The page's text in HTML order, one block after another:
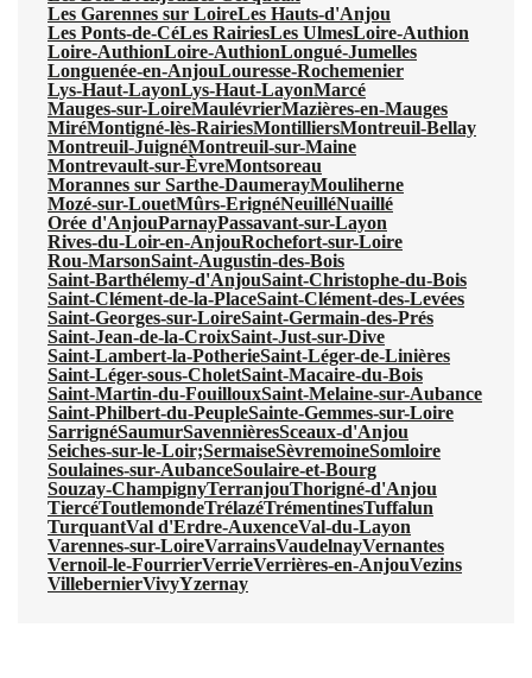
Les Garennes sur LoireLes Hauts-d'Anjou
Les Ponts-de-CéLes RairiesLes UlmesLoire-Authion
Loire-AuthionLoire-AuthionLongué-Jumelles
Longuenée-en-AnjouLouresse-Rochemenier
Lys-Haut-LayonLys-Haut-LayonMarcé
Mauges-sur-LoireMaulévrierMazières-en-Mauges
MiréMontigné-lès-RairiesMontilliersMontreuil-Bellay
Montreuil-JuignéMontreuil-sur-Maine
Montrevault-sur-ÈvreMontsoreau
Morannes sur Sarthe-DaumerayMouliherne
Mozé-sur-LouetMûrs-ErignéNeuilléNuaillé
Orée d'AnjouParnayPassavant-sur-Layon
Rives-du-Loir-en-AnjouRochefort-sur-Loire
Rou-MarsonSaint-Augustin-des-Bois
Saint-Barthélemy-d'AnjouSaint-Christophe-du-Bois
Saint-Clément-de-la-PlaceSaint-Clément-des-Levées
Saint-Georges-sur-LoireSaint-Germain-des-Prés
Saint-Jean-de-la-CroixSaint-Just-sur-Dive
Saint-Lambert-la-PotherieSaint-Léger-de-Linières
Saint-Léger-sous-CholetSaint-Macaire-du-Bois
Saint-Martin-du-FouillouxSaint-Melaine-sur-Aubance
Saint-Philbert-du-PeupleSainte-Gemmes-sur-Loire
SarrignéSaumurSavennièresSceaux-d'Anjou
Seiches-sur-le-Loir;SermaiseSèvremoineSomloire
Soulaines-sur-AubanceSoulaire-et-Bourg
Souzay-ChampignyTerranjouThorigné-d'Anjou
TiercéToutlemondeTrélazéTrémentinesTuffalun
TurquantVal d'Erdre-AuxenceVal-du-Layon
Varennes-sur-LoireVarrainsVaudelnayVernantes
Vernoil-le-FourrierVerrieVerrières-en-AnjouVezins
VillebernierVivyYzernay